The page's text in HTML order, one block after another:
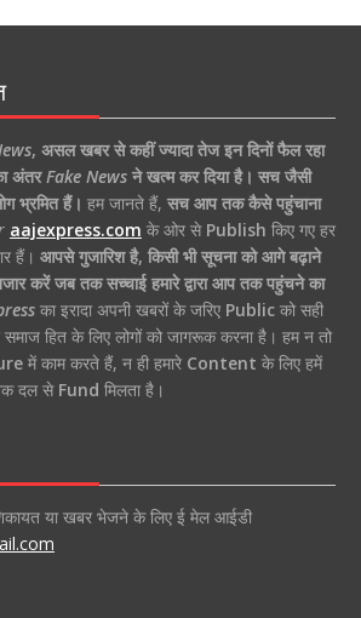
, असल खबर से कहीं ज्यादा तेज इन दिनों फैल रहा
अंतर Fake Newsने खत्म कर दिया है। सच जैसी
भ्रमित हैं। हम जानते हैं, सच आप तक कैसे पहुंचाना
aajexpress.com के ओर से Publish किए गए हर
हैं। आपसे गुजारिश है, किसी भी सूचना को आगे बढ़ाने
करें जब तक सच्चाई हमारे द्वारा आप तक पहुंचने का
का इरादा अपनी खबरों के जरिए Publicको सही
हित के लिए लोगों को जागरूक करना है। हम न तो
में काम करते हैं, न ही हमारे Content के लिए हमें
दल से Fund मिलता है।
या खबर भेजने के लिए ई मेल आईडी